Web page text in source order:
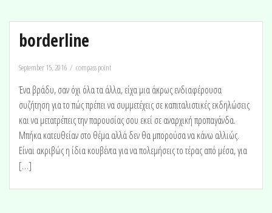
borderline
September 15, 2016 compass point
Ένα βράδυ, σαν όχι όλα τα άλλα, είχα μια άκρως ενδιαφέρουσα
συζήτηση για το πώς πρέπει να συμμετέχεις σε καπιταλιστικές εκδηλώσεις
και να μετατρέπεις την παρουσίας σου εκεί σε αναρχική προπαγάνδα.
Μπήκα κατευθείαν στο θέμα αλλά δεν θα μπορούσα να κάνω αλλιώς.
Είναι ακριβώς η ίδια κουβέντα για να πολεμήσεις το τέρας από μέσα, για
[…]